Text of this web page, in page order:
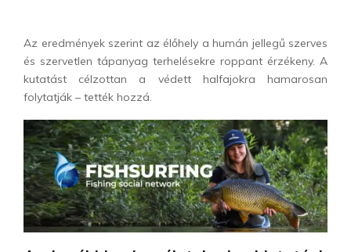
Az eredmények szerint az élőhely a humán jellegű szerves
és szervetlen tápanyag terhelésekre roppant érzékeny. A
kutatást célzottan a védett halfajokra hamarosan
folytatják – tették hozzá.